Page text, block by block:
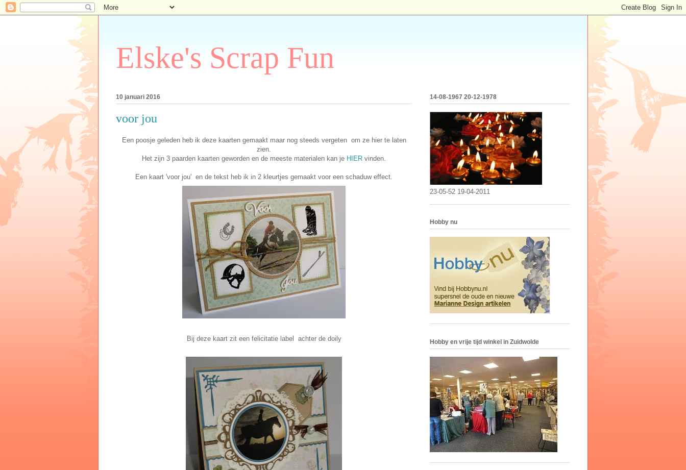
Elske's Scrap Fun
10 januari 2016
voor jou
Een poosje geleden heb ik deze kaarten gemaakt maar nog steeds vergeten om ze hier te laten
zien.
Het zijn 3 paarden kaarten geworden en de meeste materialen kan je HIER vinden.
Een kaart 'voor jou' en de tekst heb ik in 2 kleurtjes gemaakt voor een schaduw effect.
Bij deze kaart zit een felicitatie label achter de doily
14-08-1967 20-12-1978
23-05-52 19-04-2011
Hobby nu
Hobby en vrije tijd winkel in Zuidwolde